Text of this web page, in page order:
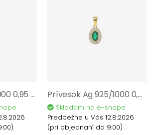
Príves Ag 925/1000 0,95 gr AGZJ01805 Prívesok Ag 925/1000 0,95 gr AGZJ09405
Skladom na e-shope
Predbežne u Vás 12.8.2026
(pri objednaní do 9:00)